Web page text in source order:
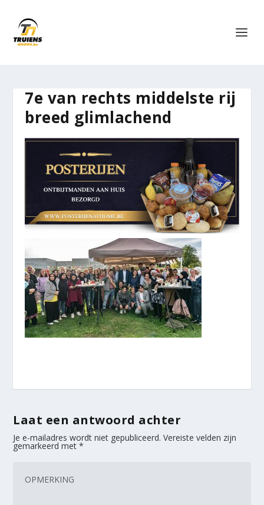
7e van rechts middelste rij
breed glimlachend
Laat een antwoord achter
Je e-mailadres wordt niet gepubliceerd. Vereiste velden zijn
gemarkeerd met*